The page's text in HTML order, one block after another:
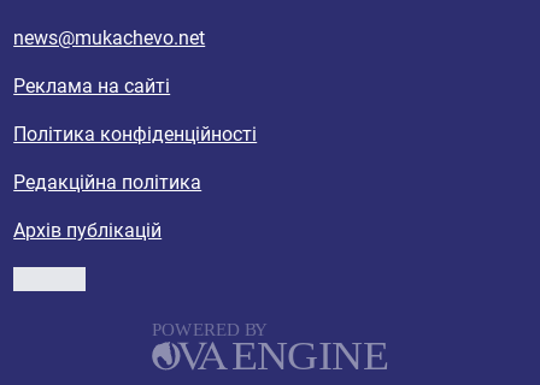
news@mukachevo.net
Реклама на сайті
Політика конфіденційності
Редакційна політика
Архів публікацій